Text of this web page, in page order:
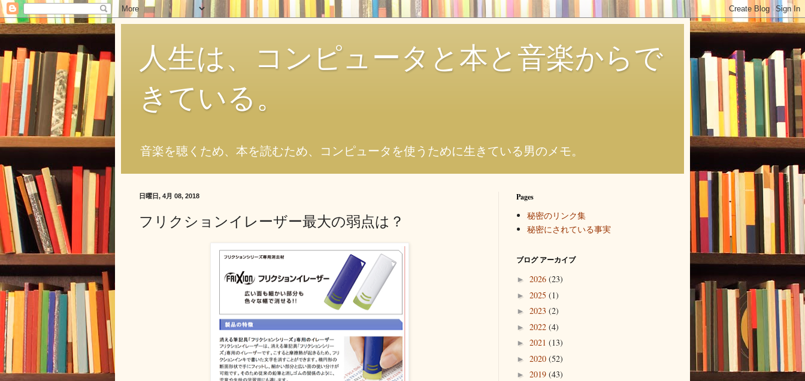
人生は、コンピュータと本と音楽からで
きている。
音楽を聴くため、本を読むため、コンピュータを使うために生きている男のメモ。
日曜日, 4月 08, 2018
フリクションイレーザー最大の弱点は？
Pages
秘密のリンク集
秘密にされている事実
ブログ アーカイブ
► 2026 (23)
► 2025 (1)
► 2023 (2)
► 2022 (4)
► 2021 (13)
► 2020 (52)
► 2019 (43)